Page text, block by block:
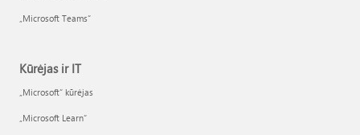
„Microsoft Teams“
Kūrėjas ir IT
„Microsoft“ kūrėjas
„Microsoft Learn“